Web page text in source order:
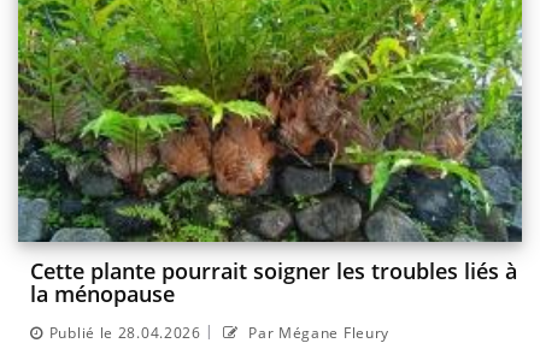
Cette plante pourrait soigner les troubles liés à
la ménopause
Publié le 28.04.2026 | Par Mégane Fleury